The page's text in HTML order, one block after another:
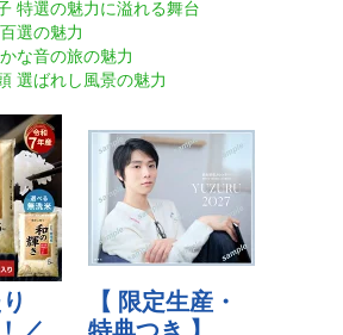
特選の魅力に溢れる舞台
選の魅力
な音の旅の魅力
選ばれし風景の魅力